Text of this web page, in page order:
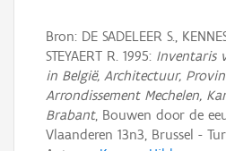
Bron: DE SADELEER S.,
STEYAERT R. 1995: Inventaris
in België, Architectuur,
Arrondissement Mechelen,
Brabant, Bouwen door de
Vlaanderen 13n3, Brussel -